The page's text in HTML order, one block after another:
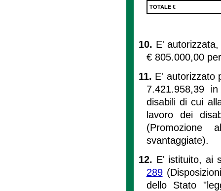
TOTALE €
10. E'
€ 805.000,00
11. E' autorizzato
7.421.958,39
disabili di cui
lavoro dei
(Promozione
svantaggiate).
12. E' istituito, ai
289
dello Stato